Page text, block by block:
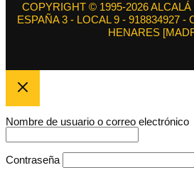
COPYRIGHT © 1995-2026
ESPAÑA 3 - LOCAL 9 - 918834927 -
HENARES
Nombre de usuario o correo electrónico
Contraseña